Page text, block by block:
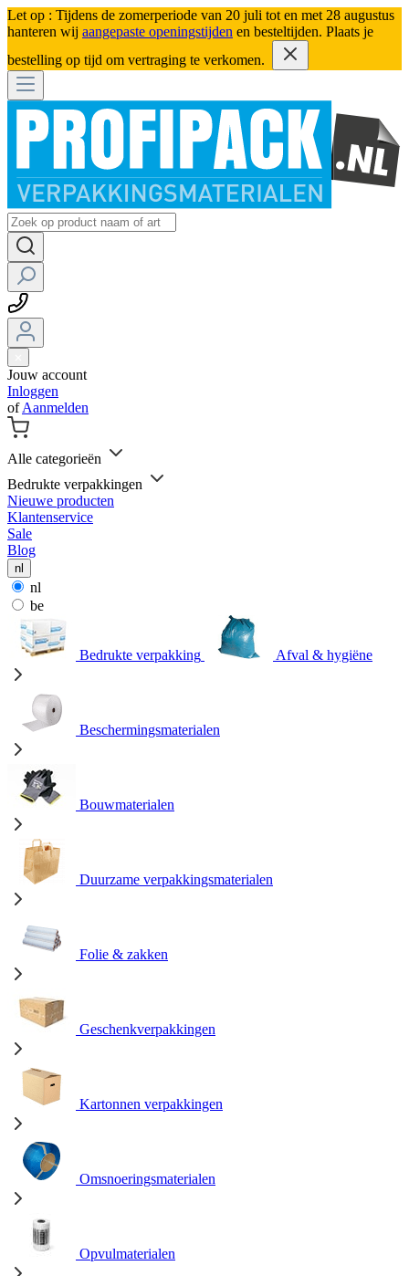
Let op : Tijdens de zomerperiode van 20 juli tot en met 28 augustus
hanteren wij aangepaste openingstijden en besteltijden. Plaats je
bestelling op tijd om vertraging te verkomen.
Jouw account
Inloggen
ofAanmelden
Alle categorieën
Bedrukte verpakkingen
Nieuwe producten
Klantenservice
Sale
Blog
nl
nl
be
Bedrukte verpakking Afval & hygiëne
Beschermingsmaterialen
Bouwmaterialen
Duurzame verpakkingsmaterialen
Folie & zakken
Geschenkverpakkingen
Kartonnen verpakkingen
Omsnoeringsmaterialen
Opvulmaterialen